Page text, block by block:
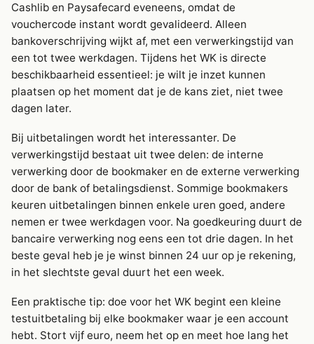
Cashlib en Paysafecard eveneens, omdat de
vouchercode instant wordt gevalideerd. Alleen
bankoverschrijving wijkt af, met een verwerkingstijd van
een tot twee werkdagen. Tijdens het WK is directe
beschikbaarheid essentieel: je wilt je inzet kunnen
plaatsen op het moment dat je de kans ziet, niet twee
dagen later.
Bij uitbetalingen wordt het interessanter. De
verwerkingstijd bestaat uit twee delen: de interne
verwerking door de bookmaker en de externe verwerking
door de bank of betalingsdienst. Sommige bookmakers
keuren uitbetalingen binnen enkele uren goed, andere
nemen er twee werkdagen voor. Na goedkeuring duurt de
bancaire verwerking nog eens een tot drie dagen. In het
beste geval heb je je winst binnen 24 uur op je rekening,
in het slechtste geval duurt het een week.
Een praktische tip: doe voor het WK begint een kleine
testuitbetaling bij elke bookmaker waar je een account
hebt. Stort vijf euro, neem het op en meet hoe lang het